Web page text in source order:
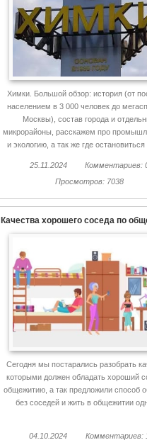
Химки. Большой обзор: история (от
населением в 3 000 человек до
Москвы), состав города и
микрорайоны, расскажем про
и экологию, а так же где остановиться
25.11.2024
Комментариев:
Просмотров: 7038
Качества хорошего соседа по
Сегодня мы постарались разобрать
которыми должен обладать хороший
общежитию, а так предложили способ
без соседей и жить в общежитии
04.10.2024
Комментариев: